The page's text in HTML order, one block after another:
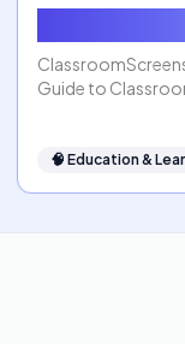
Guide to
🧠 Education &